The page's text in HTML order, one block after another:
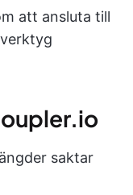
att ansluta till
saktar